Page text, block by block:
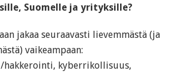
Suomelle ja yrityksille?
jakaa seuraavasti lievemmästä (ja
vaikeampaan:
hakkerointi, kyberrikollisuus,